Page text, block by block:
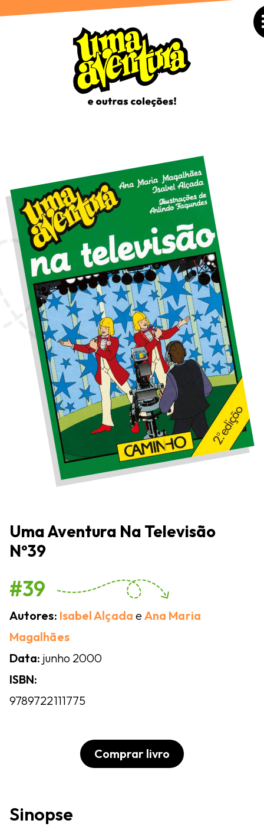
Uma Aventura Na Televisão
Nº39
#39
Autores: Isabel Alçada eAna Maria
Magalhães
Data: junho 2000
ISBN:
9789722111775
Comprar livro
Sinopse